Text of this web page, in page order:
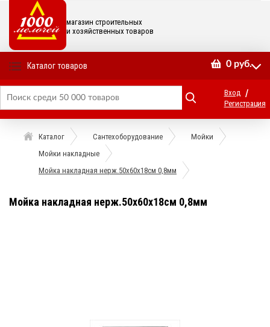
магазин строительных
и хозяйственных товаров
Каталог товаров 0 руб.
Вход /
Регистрация
Каталог Сантехоборудование
Мойки
Мойки накладные
Мойка накладная нерж.50х60х18см 0,8мм
Мойка накладная нерж.50х60х18см 0,8мм